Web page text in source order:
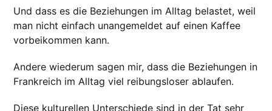
Und dass es die Beziehungen im Alltag belastet, weil
man nicht einfach unangemeldet auf einen Kaffee
vorbeikommen kann.
Andere wiederum sagen mir, dass die Beziehungen in
Frankreich im Alltag viel reibungsloser ablaufen.
Diese kulturellen Unterschiede sind in der Tat sehr